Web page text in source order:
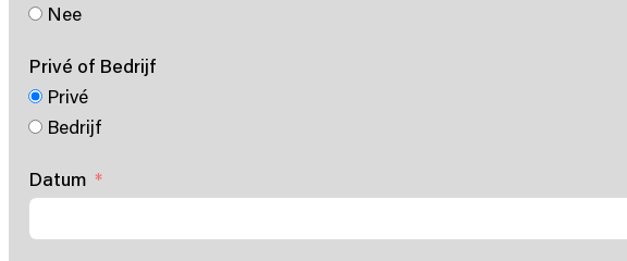
Nee
Privé of Bedrijf
Privé
Bedrijf
Datum